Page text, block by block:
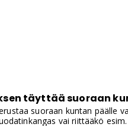
täyttää suoraan
suoraan kuntan päälle
vai riittääkö